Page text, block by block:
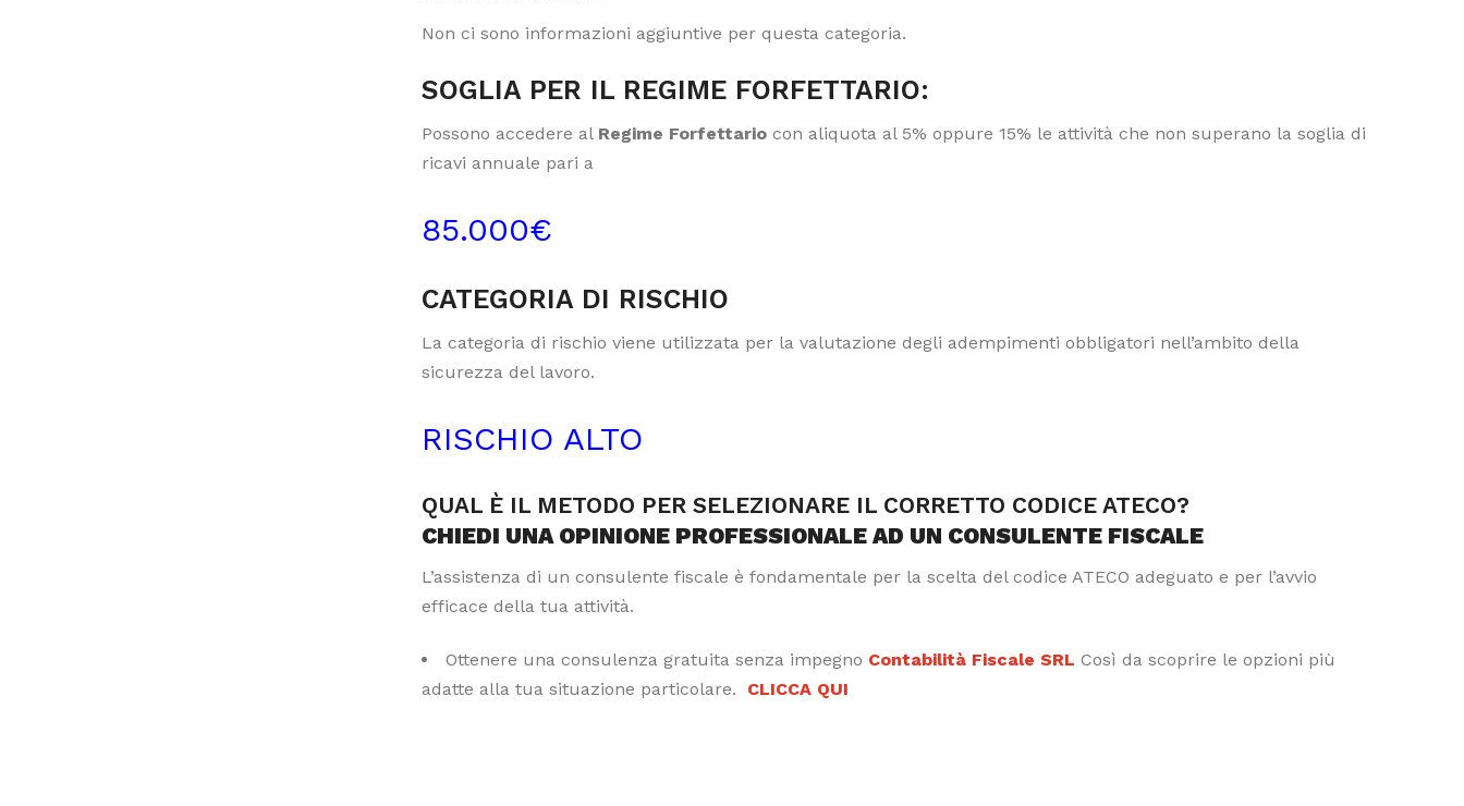
Non ci sono informazioni aggiuntive per questa categoria.
SOGLIA PER IL REGIME FORFETTARIO:
Possono accedere al Regime Forfettario con aliquota al 5% oppure 15% le attività che non superano la soglia di
ricavi annuale pari a
85.000€
CATEGORIA DI RISCHIO
La categoria di rischio viene utilizzata per la valutazione degli adempimenti obbligatori nell’ambito della
sicurezza del lavoro.
RISCHIO ALTO
QUAL È IL METODO PER SELEZIONARE IL CORRETTO CODICE ATECO?
CHIEDI UNA OPINIONE PROFESSIONALE AD UN CONSULENTE FISCALE
L’assistenza di un consulente fiscale è fondamentale per la scelta del codice ATECO adeguato e per l’avvio
efficace della tua attività.
Ottenere una consulenza gratuita senza impegno Contabilità Fiscale SRL Così da scoprire le opzioni più
adatte alla tua situazione particolare. CLICCA QUI